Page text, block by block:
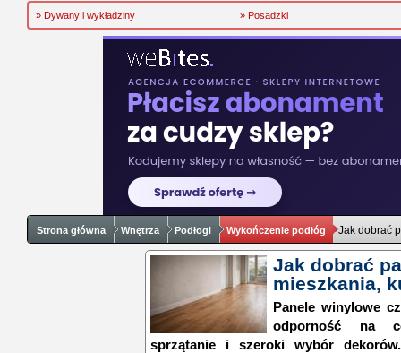
» Dywany i wykładziny » Posadzki
Strona główna Wnętrza Podłogi Wykończenie podłóg Jak dobrać
Jak dobrać
mieszkania,
Panele winylowe
odporność na
sprzątanie i szeroki wybór